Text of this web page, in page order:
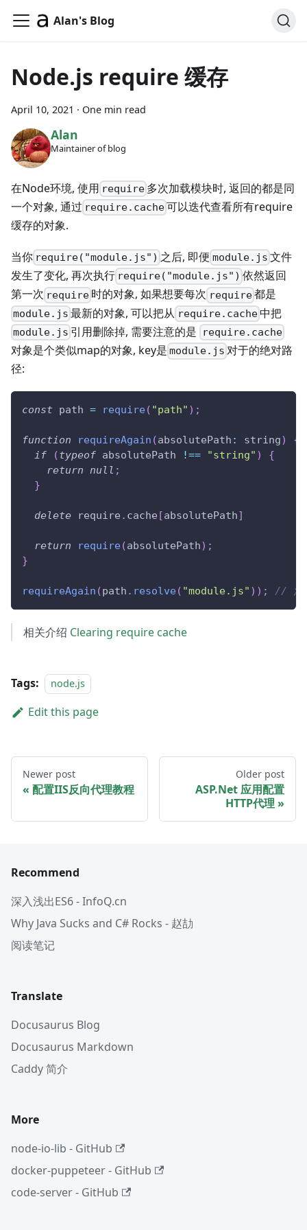
Alan's Blog
Node.js require 缓存
April 10, 2021 · One min read
Alan
Maintainer of blog
在Node环境, 使用 require 多次加载模块时, 返回的都是同
一个对象, 通过 require.cache可以迭代查看所有require
缓存的对象.
当你 require("module.js") 之后, 即便 module.js 文件
发生了变化, 再次执行 require("module.js") 依然返回
第一次 require 时的对象, 如果想要每次 require都是
module.js 最新的对象, 可以把从 require.cache中把
module.js 引用删除掉, 需要注意的是 require.cache
对象是个类似map的对象, key是 module.js 对于的绝对路
径:
const path = require( "path" ) ;
function requireAgain (absolutePath : string)
{
if
(typeof absolutePath !== "string" )
{
return null ;
}
delete require . cache [absolutePath]
return require(absolutePath) ;
}
requireAgain (path . resolve( "module.js" ) ) ; // 注
相关介绍 Clearing require cache
Tags: node.js
Edit this page
Newer post
配置IIS反向代理教程
Older post
ASP.Net 应用配置
HTTP代理
Recommend
深入浅出ES6 - InfoQ.cn
Why Java Sucks and C# Rocks - 赵劼
阅读笔记
Translate
Docusaurus Blog
Docusaurus Markdown
Caddy 简介
More
node-io-lib - GitHub
docker-puppeteer - GitHub
code-server - GitHub